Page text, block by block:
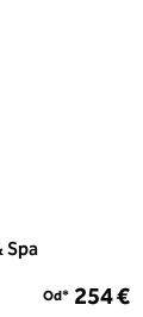
Spa
Od* 254 €